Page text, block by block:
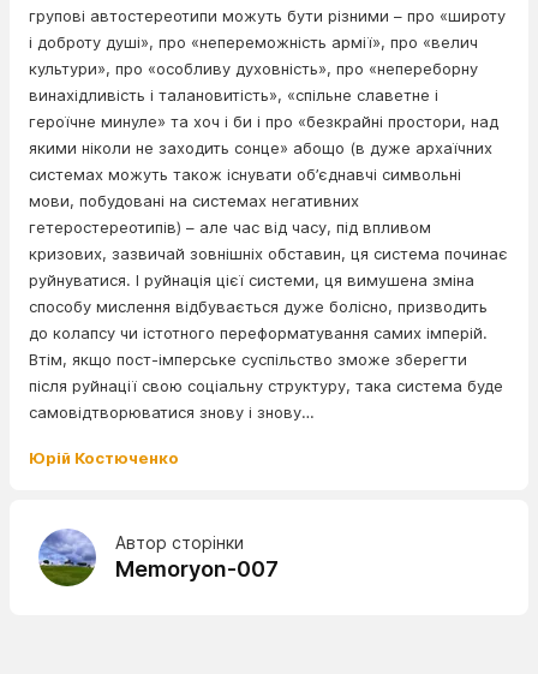
групові автостереотипи можуть бути різними – про «широту
і доброту душі», про «непереможність армії», про «велич
культури», про «особливу духовність», про «непереборну
винахідливість і талановитість», «спільне славетне і
героїчне минуле» та хоч і би і про «безкрайні простори, над
якими ніколи не заходить сонце» абощо (в дуже архаїчних
системах можуть також існувати об’єднавчі символьні
мови, побудовані на системах негативних
гетеростереотипів) – але час від часу, під впливом
кризових, зазвичай зовнішніх обставин, ця система починає
руйнуватися. І руйнація цієї системи, ця вимушена зміна
способу мислення відбувається дуже болісно, призводить
до колапсу чи істотного переформатування самих імперій.
Втім, якщо пост-імперське суспільство зможе зберегти
після руйнації свою соціальну структуру, така система буде
самовідтворюватися знову і знову…
Юрій Костюченко
Автор сторінки
Memoryon-007